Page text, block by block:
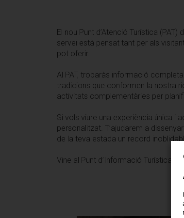
El nou Punt d’Atenció Turística
servei està pensat tant per als
pot oferir.
Al PAT, trobaràs informació
tradicions que conformen la nostra
activitats complementàries per
Si vols viure una experiència única i
personalitzat. T’ajudarem a
de la teva estada un record
Vine al Punt d’Informació Turística